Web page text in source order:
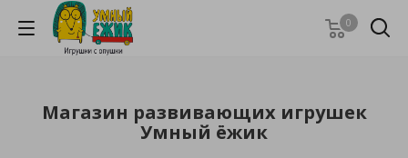
0
Магазин развивающих игрушек
Умный ёжик